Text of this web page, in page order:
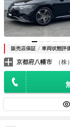
販売店保証 車両状態評
京都府八幡市 （